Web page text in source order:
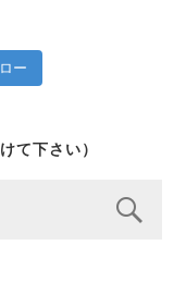
ー
て下さい）